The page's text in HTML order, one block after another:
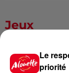
Jeux
Le
priorité